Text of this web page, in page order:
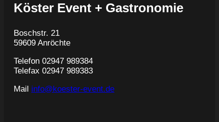
Köster Event + Gastronomie
Boschstr. 21
59609 Anröchte
Telefon 02947 989384
Telefax 02947 989383
Mail info@koester-event.de